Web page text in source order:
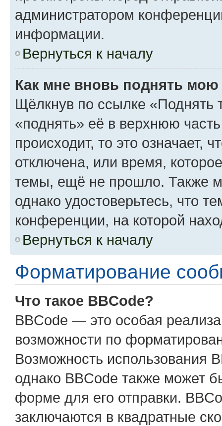
администратором
информации.
Вернуться к началу
Как мне вновь поднять мою
Щёлкнув по ссылке «Поднять
«поднять» её в верхнюю
происходит, то это означает,
отключена, или время,
темы, ещё не прошло. Также
однако удостоверьтесь, что
конференции, на которой
Вернуться к началу
Форматирование
Что такое BBCode?
BBCode — это особая
возможности по
Возможность использования
однако BBCode также может
форме для его отправки.
заключаются в квадратные